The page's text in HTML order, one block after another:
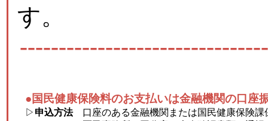
す。
●国民健康保険料のお支払いは金融機関の口座
▷ 申込方法口座のある金融機関または国民健康保険課